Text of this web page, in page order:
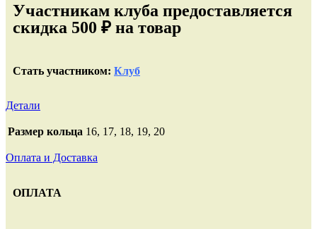
Участникам клуба предоставляется
скидка 500 ₽ на товар
Стать участником: Клуб
Детали
Размер кольца 16, 17, 18, 19, 20
Оплата и Доставка
ОПЛАТА